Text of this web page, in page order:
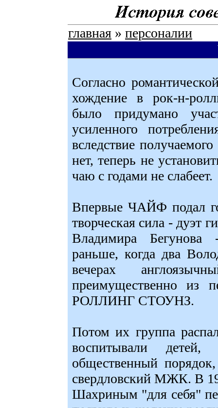
главная » персоналии
Согласно
хождение в рок-н-
было придумано
усиленного
вследствие
нет, теперь не
чаю с годами не слабеет.
Впервые ЧАЙФ подал
творческая сила - дуэт
Владимира
раньше, когда два
вечерах
преимущественно
РОЛЛИНГ СТОУНЗ.
Потом их группа
воспитывали детей,
общественный
свердловский МЖК. В
Шахриным "для себя"